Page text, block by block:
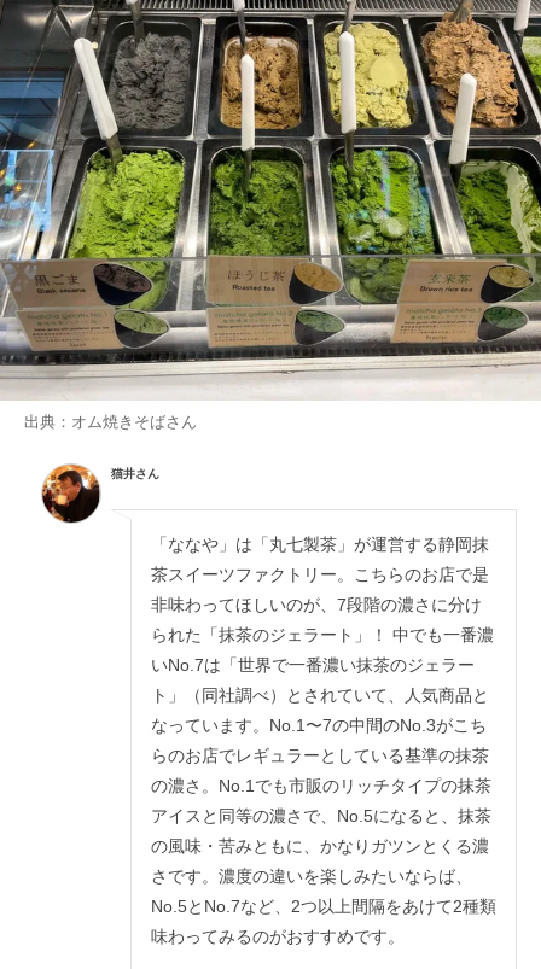
出典： オム焼きそばさん
猫井さん
「ななや」は「丸七製茶」が運営する静岡抹
茶スイーツファクトリー。こちらのお店で是
非味わってほしいのが、7段階の濃さに分け
られた「抹茶のジェラート」！ 中でも一番濃
いNo.7は「世界で一番濃い抹茶のジェラー
ト」（同社調べ）とされていて、人気商品と
なっています。No.1〜7の中間のNo.3がこち
らのお店でレギュラーとしている基準の抹茶
の濃さ。No.1でも市販のリッチタイプの抹茶
アイスと同等の濃さで、No.5になると、抹茶
の風味・苦みともに、かなりガツンとくる濃
さです。濃度の違いを楽しみたいならば、
No.5とNo.7など、2つ以上間隔をあけて2種類
味わってみるのがおすすめです。